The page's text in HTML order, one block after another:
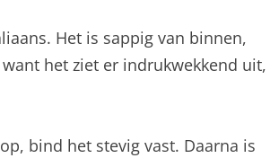
Het is sappig van binnen,
het ziet er indrukwekkend uit,
bind het stevig vast. Daarna is